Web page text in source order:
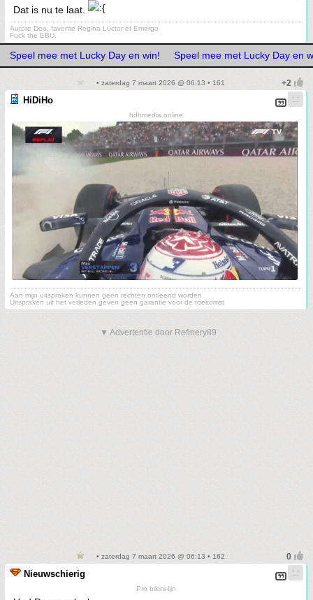
Dat is nu te laat.
Autore Deo, favente Regina Luctor et Emergo
Fuck the EBU.
Speel mee met Lucky Day en win! Speel mee met Lucky Day en
• zaterdag 7 maart 2026 @ 06:13 • 161
HiDiHo
hdhmedia.online
Aan mijn uitspraken kunnen geen rechten ontleend worden
Uitspraken uit het verleden geven geen garantie voor de toekomst
▼ Advertentie door Refinery89
• zaterdag 7 maart 2026 @ 06:13 • 162
Nieuwschierig
Pro bikini-lijn